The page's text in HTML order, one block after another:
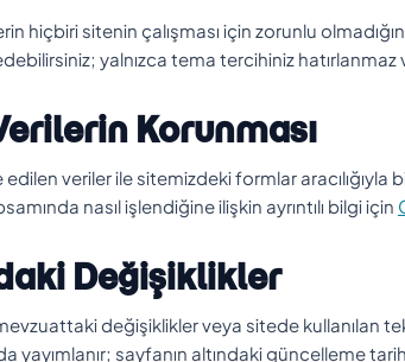
hiçbiri sitenin çalışması için zorunlu
yalnızca tema tercihiniz
Korunması
veriler ile sitemizdeki formlar aracılığıyla
nasıl işlendiğine ilişkin ayrıntılı bilgi için
Değişiklikler
değişiklikler veya sitede kullanılan
yayımlanır; sayfanın altındaki güncelleme